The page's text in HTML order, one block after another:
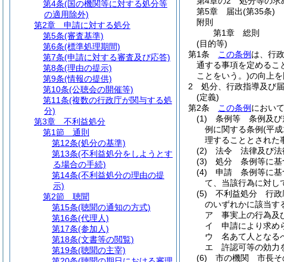
第5章
届出(第35条)
附則
第1章
総則
(目的等)
第1条
この条例 は、行
通する事項を定めるこ
ことをいう。)の向上
2
処分、行政指導及び
(定義)
第2条
この条例 において
(1)
条例等 条例及び
例に関する条例(平
理することとされた
(2)
法令 法律及び法
(3)
処分 条例等に基
(4)
申請 条例等に基
て、当該行為に対し
(5)
不利益処分 行政
のいずれかに該当す
ア
事実上の行為及
イ
申請により求め
ウ
名あて人となる
エ
許認可等の効力
(6)
市の機関 市長そ
第4条(国の機関等に対する処分等
の適用除外)
第2章
申請に対する処分
第5条(審査基準)
第6条(標準処理期間)
第7条(申請に対する審査及び応答)
第8条(理由の提示)
第9条(情報の提供)
第10条(公聴会の開催等)
第11条(複数の行政庁が関与する処
分)
第3章
不利益処分
第1節
通則
第12条(処分の基準)
第13条(不利益処分をしようとす
る場合の手続)
第14条(不利益処分の理由の提
示)
第2節
聴聞
第15条(聴聞の通知の方式)
第16条(代理人)
第17条(参加人)
第18条(文書等の閲覧)
第19条(聴聞の主宰)